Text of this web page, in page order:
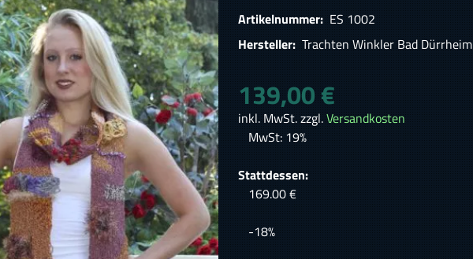
Artikelnummer: ES 1002
Hersteller: Trachten Winkler Bad Dürrheim
139,00 €
inkl. MwSt. zzgl.Versandkosten
MwSt: 19%
Stattdessen:
169.00 €
-18%